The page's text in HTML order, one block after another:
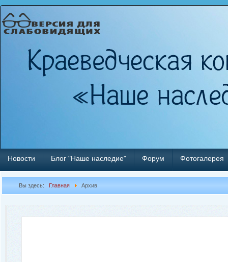
Новости Блог "Наше наследие" Форум Фотогалерея
Вы здесь: Главная Архив